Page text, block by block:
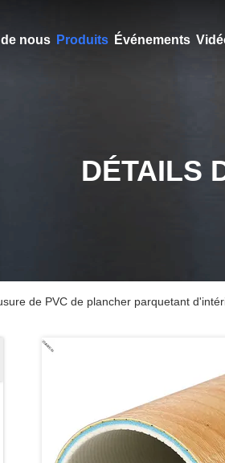
nous Produits Événements
DÉTAILS
de PVC de plancher parquetant